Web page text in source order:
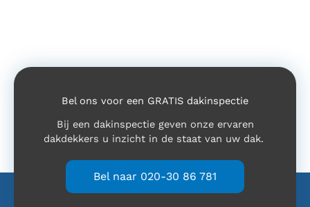
Bel ons voor een GRATIS dakinspectie
Bij een dakinspectie geven onze ervaren
dakdekkers u inzicht in de staat van uw dak.
Bel naar 020-30 86 781